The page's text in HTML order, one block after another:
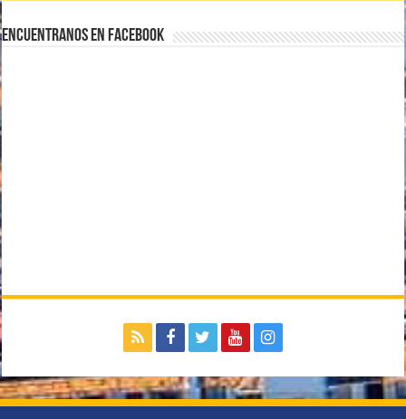
Encuentranos en Facebook